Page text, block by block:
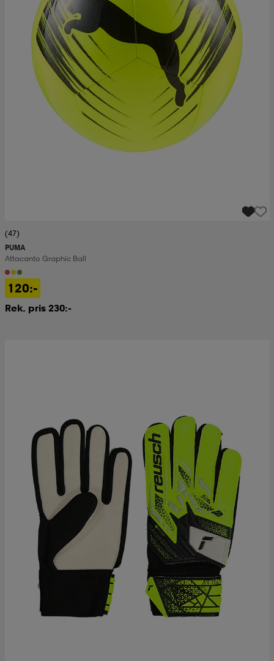
(47)
PUMA
Attacanto Graphic Ball
120:-
Rek. pris 230:-